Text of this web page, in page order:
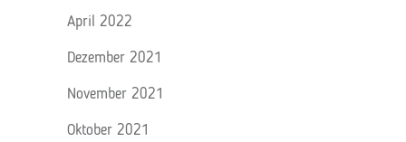
April 2022
Dezember 2021
November 2021
Oktober 2021